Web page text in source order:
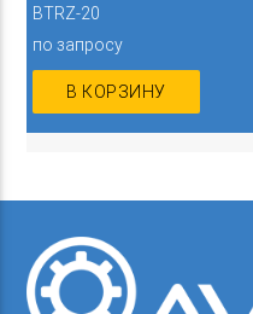
BTRZ-20
по запросу
В КОРЗИНУ